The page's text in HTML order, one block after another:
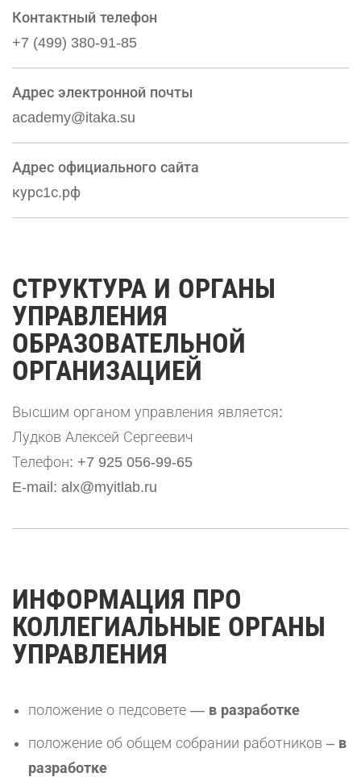
Контактный телефон
+7 (499) 380-91-85
Адрес электронной почты
academy@itaka.su
Адрес официального сайта
курс1с.рф
СТРУКТУРА И ОРГАНЫ
УПРАВЛЕНИЯ
ОБРАЗОВАТЕЛЬНОЙ
ОРГАНИЗАЦИЕЙ
Высшим органом управления является:
Лудков Алексей Сергеевич
Телефон: +7 925 056-99-65
E-mail: alx@myitlab.ru
ИНФОРМАЦИЯ ПРО
КОЛЛЕГИАЛЬНЫЕ ОРГАНЫ
УПРАВЛЕНИЯ
положение о педсовете — в разработке
положение об общем собрании работников – в
разработке